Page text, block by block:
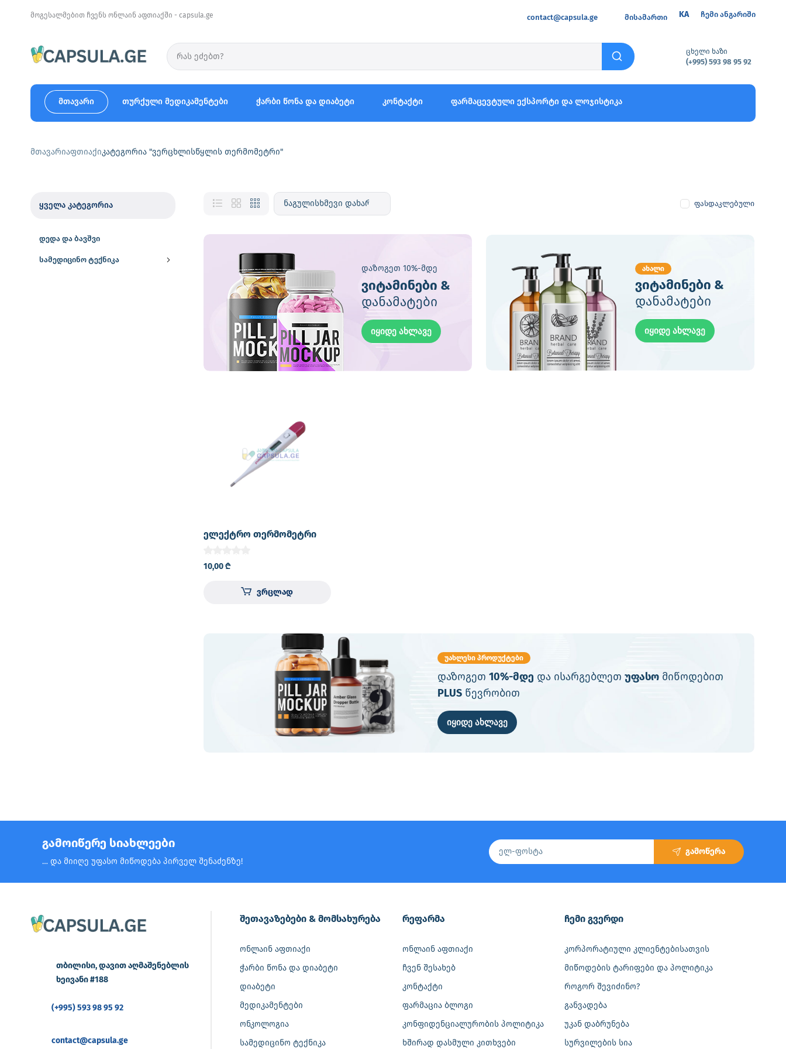
მოგესალმებით ჩვენს ონლაინ აფთიაქში - capsula.ge ჩემი ანგარიში
KA
მისამართი
contact@capsula.ge
ცხელი ხაზი
(+995) 593 98 95 92
მთავარი თურქული მედიკამენტები ჭარბი წონა და დიაბეტი კონტაქტი ფარმაცევტული ექსპორტი და ლოჯისტიკა
მთავარიაფთიაქიკატეგორია "ვერცხლისწყლის თერმომეტრი"
ყველა კატეგორია
დედა და ბავშვი
სამედიცინო ტექნიკა
ფასდაკლებული
დაზოგეთ 10%-მდე
ვიტამინები &
დანამატები
იყიდე ახლავე
ახალი
ვიტამინები &
დანამატები
იყიდე ახლავე
ელექტრო თერმომეტრი
10,00₾
ვრცლად
უახლესი პროდუქტები
დაზოგეთ 10%-მდე და ისარგებლეთ უფასო მიწოდებით
PLUS წევრობით
იყიდე ახლავე
გამოიწერე სიახლეები
… და მიიღე უფასო მიწოდება პირველ შენაძენზე!
გამოწერა
თბილისი, დავით აღმაშენებლის
ხეივანი #188
(+995) 593 98 95 92
contact@capsula.ge
შეთავაზებები & მომსახურება
ონლაინ აფთიაქი
ჭარბი წონა და დიაბეტი
დიაბეტი
მედიკამენტები
ონკოლოგია
სამედიცინო ტექნიკა
რეფარმა
ონლაინ აფთიაქი
ჩვენ შესახებ
კონტაქტი
ფარმაცია ბლოგი
კონფიდენციალურობის პოლიტიკა
ხშირად დასმული კითხვები
‎ჩემი გვერდი
კორპორატიული კლიენტებისათვის
მიწოდების ტარიფები და პოლიტიკა
როგორ შევიძინო?
განვადება
უკან დაბრუნება
სურვილების სია